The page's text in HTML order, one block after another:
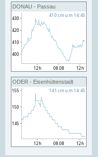
DONAU - Passau
ODER - Eisenhüttenstadt